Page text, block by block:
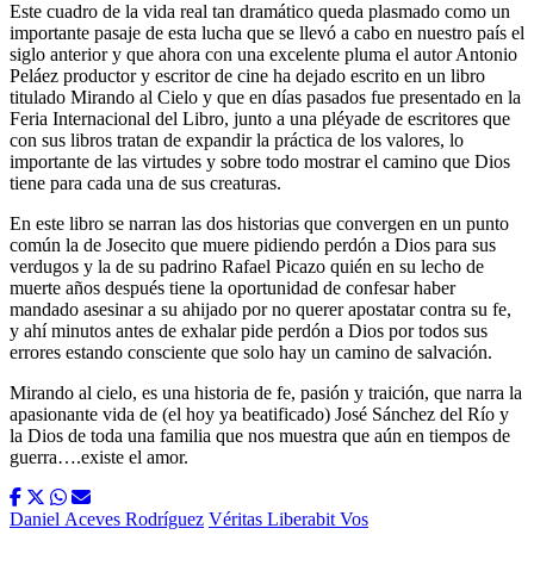
Este cuadro de la vida real tan dramático queda plasmado como un
importante pasaje de esta lucha que se llevó a cabo en nuestro país el
siglo anterior y que ahora con una excelente pluma el autor Antonio
Peláez productor y escritor de cine ha dejado escrito en un libro
titulado Mirando al Cielo y que en días pasados fue presentado en la
Feria Internacional del Libro, junto a una pléyade de escritores que
con sus libros tratan de expandir la práctica de los valores, lo
importante de las virtudes y sobre todo mostrar el camino que Dios
tiene para cada una de sus creaturas.
En este libro se narran las dos historias que convergen en un punto
común la de Josecito que muere pidiendo perdón a Dios para sus
verdugos y la de su padrino Rafael Picazo quién en su lecho de
muerte años después tiene la oportunidad de confesar haber
mandado asesinar a su ahijado por no querer apostatar contra su fe,
y ahí minutos antes de exhalar pide perdón a Dios por todos sus
errores estando consciente que solo hay un camino de salvación.
Mirando al cielo, es una historia de fe, pasión y traición, que narra la
apasionante vida de (el hoy ya beatificado) José Sánchez del Río y
la Dios de toda una familia que nos muestra que aún en tiempos de
guerra….existe el amor.
Daniel Aceves Rodríguez Véritas Liberabit Vos